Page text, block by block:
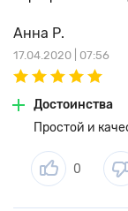
Анна Р.
17.04.2020 | 07:56
Достоинства
Простой и
0